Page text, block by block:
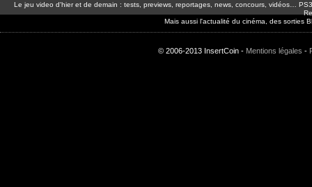
Le jeu video d'hier et de demain : tests, previews, reportages, news, concours, vidéos…
Mais aussi l'actualité du cinéma, des sorties
© 2006-2013 InsertCoin - Mentions légales -